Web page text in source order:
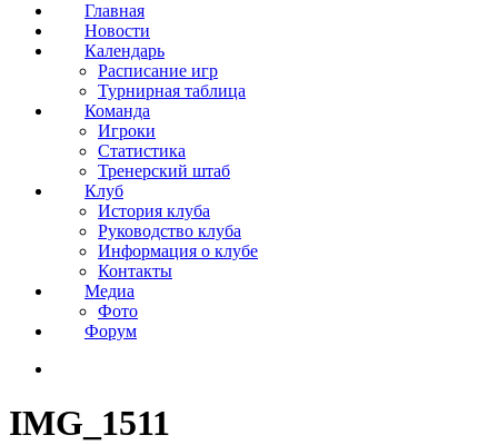
Главная
Новости
Календарь
Расписание игр
Турнирная таблица
Команда
Игроки
Статистика
Тренерский штаб
Клуб
История клуба
Руководство клуба
Информация о клубе
Контакты
Медиа
Фото
Форум
IMG_1511